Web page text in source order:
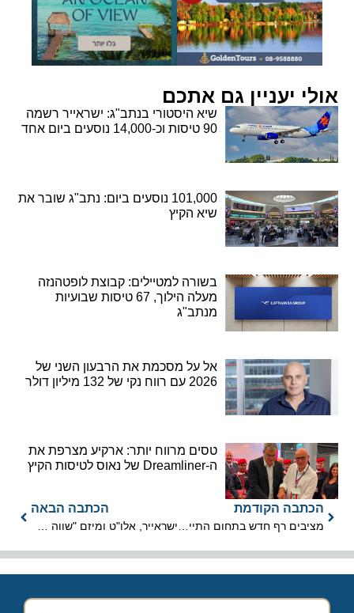
אולי יעניין גם אתכם
שיא היסטורי בנתב"ג: ישראייר רשמה
90 טיסות וכ-14,000 נוסעים ביום אחד
101,000 נוסעים ביום: נתב"ג שובר את
שיא הקיץ
בשורה למטיילים: קבוצת לופטהנזה
מעלה הילוך, 67 טיסות שבועיות
מנתב"ג
אל על מסכמת את הרבעון השני של
2026 עם רווח נקי של 132 מיליון דולר
טסים מרווח יותר: ארקיע מצרפת את
ה-Dreamliner של נאוס לטיסות הקיץ
הכתבה הקודמת
מציבים רף חדש בתחום התיירות בגיאורגיה
הכתבה הבאה
ישראייר, אלו"ט ומיזם "שווה פיתוח" משיקות ערכת הכנה דיגיטלית לטיסה